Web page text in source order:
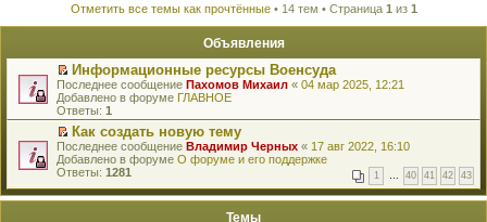
Отметить все темы как прочтённые• 14 тем • Страница 1 из 1
Объявления
П
е
р
е
й
т
и
к
е
Информационные ресурсы Военсуда
Последнее сообщение Пахомов Михаил « 04 мар 2025, 12:21
Добавлено в форуме ГЛАВНОЕ
Ответы: 1
П
е
р
й
Как создать новую тему
Последнее сообщение Владимир Черных « 17 авг 2022, 16:10
Добавлено в форуме О форуме и его поддержке
Ответы: 1281 1 … 40 41 42 43
Темы